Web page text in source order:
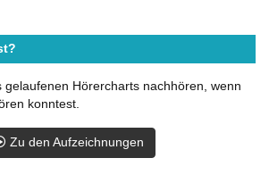
gelaufenen Hörercharts nachhören, wenn
konntest.
Zu den Aufzeichnungen